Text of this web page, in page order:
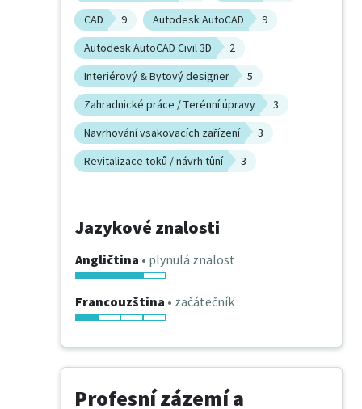
CAD
9 Autodesk AutoCAD
9
Autodesk AutoCAD Civil 3D
2
Interiérový & Bytový designer
5
Zahradnické práce / Terénní úpravy
3
Navrhování vsakovacích zařízení
3
Revitalizace toků / návrh tůní
3
Jazykové znalosti
Angličtina • plynulá znalost
Francouzština • začátečník
Profesní zázemí a